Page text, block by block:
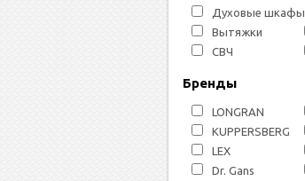
Духовые шкафы
Вытяжки
СВЧ
Бренды
LONGRAN
KUPPERSBERG
LEX
Dr. Gans